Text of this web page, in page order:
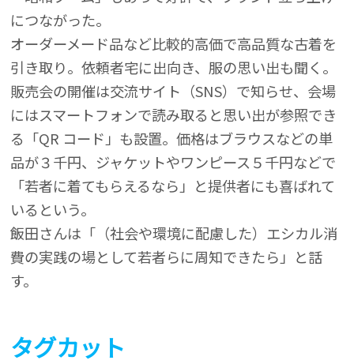
につながった。
オーダーメード品など比較的高価で高品質な古着を
引き取り。依頼者宅に出向き、服の思い出も聞く。
販売会の開催は交流サイト（SNS）で知らせ、会場
にはスマートフォンで読み取ると思い出が参照でき
る「QR コード」も設置。価格はブラウスなどの単
品が３千円、ジャケットやワンピース５千円などで
「若者に着てもらえるなら」と提供者にも喜ばれて
いるという。
飯田さんは「（社会や環境に配慮した）エシカル消
費の実践の場として若者らに周知できたら」と話
す。
タグカット